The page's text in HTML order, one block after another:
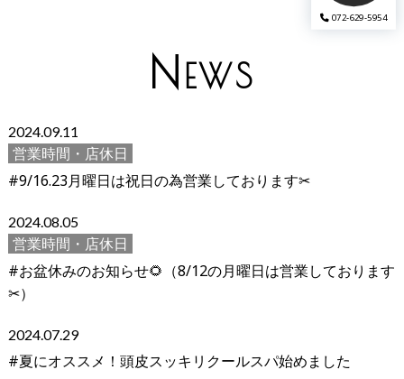
072-629-5954
N EWS
2024.09.11
営業時間・店休日
#9/16.23月曜日は祝日の為営業しております✂︎
2024.08.05
営業時間・店休日
#お盆休みのお知らせ🌻（8/12の月曜日は営業しております
✂︎）
2024.07.29
#夏にオススメ！頭皮スッキリクールスパ始めました